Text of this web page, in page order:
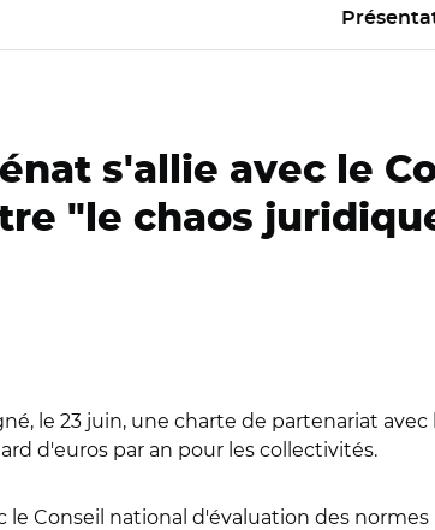
s'allie avec le
"le chaos
le 23 juin, une charte de partenariat
d'euros par an pour les collectivités.
le Conseil national d'évaluation des